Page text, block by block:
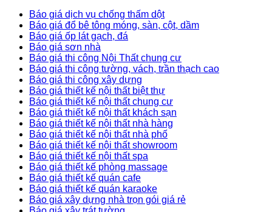
Báo giá dịch vụ chống thấm dột
Báo giá đổ bê tông móng, sàn, cột, dầm
Báo giá ốp lát gạch, đá
Báo giá sơn nhà
Báo giá thi công Nội Thất chung cư
Báo giá thi công tường, vách, trần thạch cao
Báo giá thi công xây dựng
Báo giá thiết kế nội thất biệt thự
Báo giá thiết kế nội thất chung cư
Báo giá thiết kế nội thất khách sạn
Báo giá thiết kế nội thất nhà hàng
Báo giá thiết kế nội thất nhà phố
Báo giá thiết kế nội thất showroom
Báo giá thiết kế nội thất spa
Báo giá thiết kế phòng massage
Báo giá thiết kế quán cafe
Báo giá thiết kế quán karaoke
Báo giá xây dựng nhà trọn gói giá rẻ